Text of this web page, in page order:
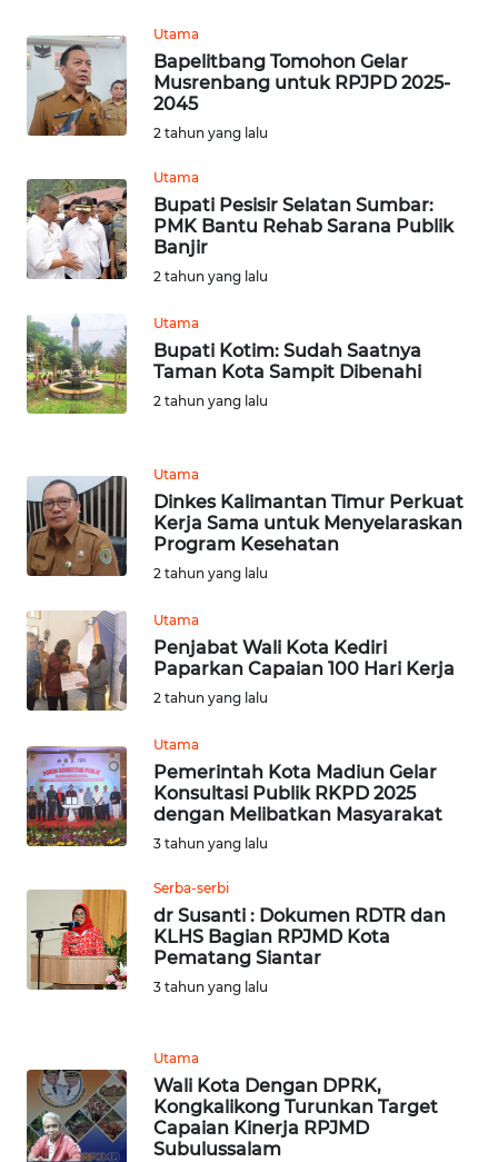
Utama
Bapelitbang Tomohon Gelar
Musrenbang untuk RPJPD 2025-
2045
2 tahun yang lalu
Utama
Bupati Pesisir Selatan Sumbar:
PMK Bantu Rehab Sarana Publik
Banjir
2 tahun yang lalu
Utama
Bupati Kotim: Sudah Saatnya
Taman Kota Sampit Dibenahi
2 tahun yang lalu
Utama
Dinkes Kalimantan Timur Perkuat
Kerja Sama untuk Menyelaraskan
Program Kesehatan
2 tahun yang lalu
Utama
Penjabat Wali Kota Kediri
Paparkan Capaian 100 Hari Kerja
2 tahun yang lalu
Utama
Pemerintah Kota Madiun Gelar
Konsultasi Publik RKPD 2025
dengan Melibatkan Masyarakat
3 tahun yang lalu
Serba-serbi
dr Susanti : Dokumen RDTR dan
KLHS Bagian RPJMD Kota
Pematang Siantar
3 tahun yang lalu
Utama
Wali Kota Dengan DPRK,
Kongkalikong Turunkan Target
Capaian Kinerja RPJMD
Subulussalam
WN
SIMALUNGUN
WN
LABUHANBATU
WN
TAPANULI
TENGAH
SERDANG
WN
TEBING
WN
PAKPAK
WN
WN
BEKASI
BOGOR
WN
DEPOK
WN
TAPANULI
UTARA
WN
PADANG
LAWAS